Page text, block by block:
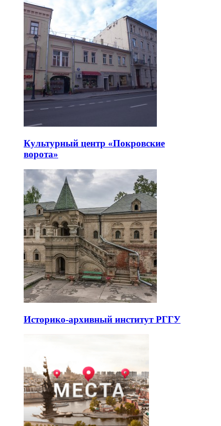
Культурный центр «Покровские
ворота»
Историко-архивный институт РГГУ